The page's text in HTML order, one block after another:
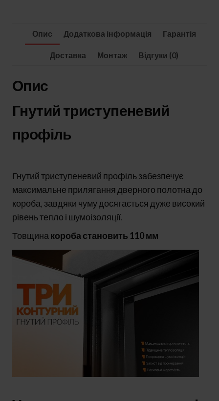
кількість
Опис Додаткова інформація Гарантія
Доставка Монтаж Відгуки (0)
Опис
Гнутий триступеневий
профіль
Гнутий триступеневий профіль забезпечує
максимальне прилягання дверного полотна до
короба, завдяки чуму досягається дуже високий
рівень тепло і шумоізоляції.
Товщинакороба становить 110 мм